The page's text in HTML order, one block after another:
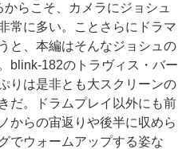
らこそ、カメラにジョシュ
常に多い。ことさらにドラマ
と、本編はそんなジョシュの
blink-182のトラヴィス・バー
りは是非とも大スクリーンの
だ。ドラムプレイ以外にも前
からの宙返りや後半に収めら
でウォームアップする姿な